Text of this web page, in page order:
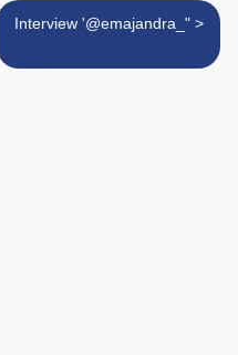
Interview '@emajandra_" >